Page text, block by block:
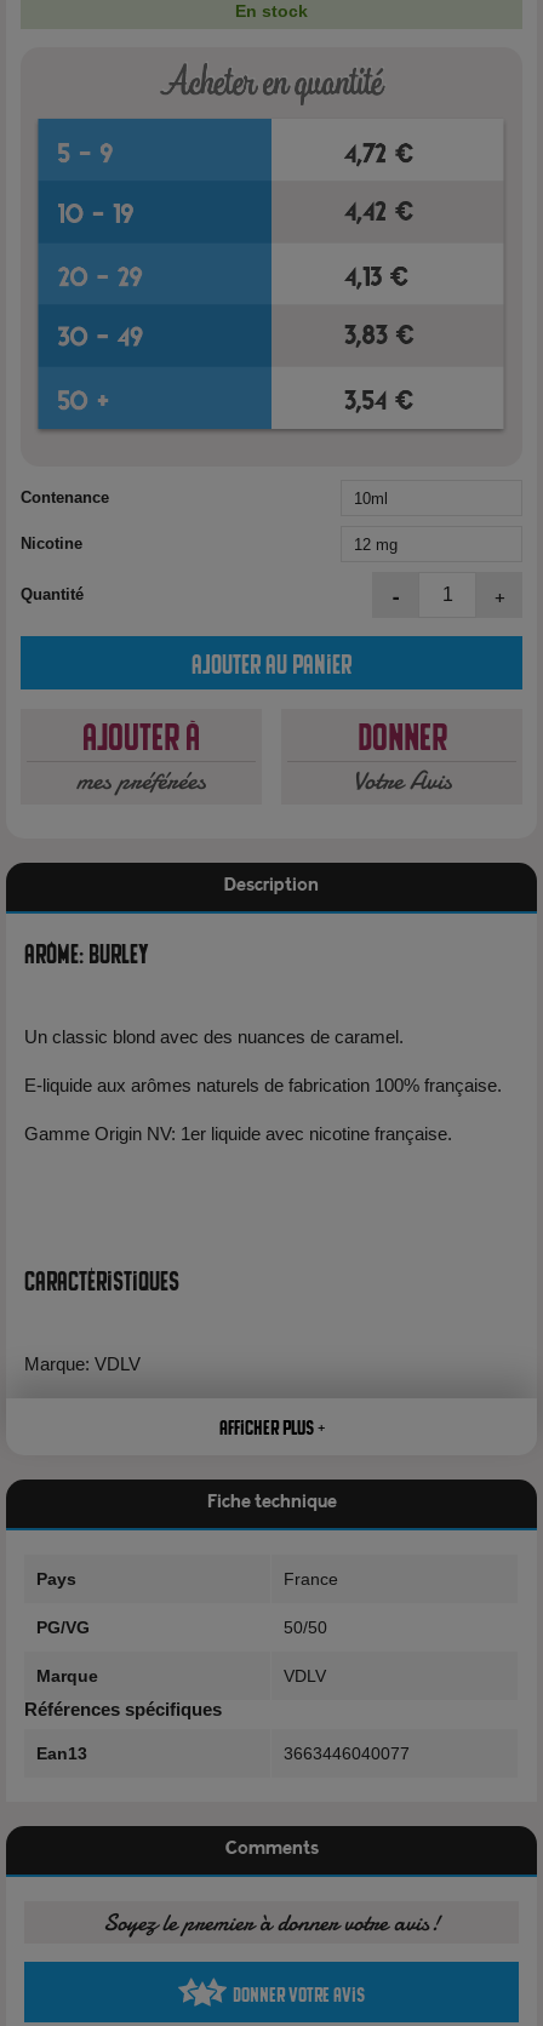
En stock
Contenance
Nicotine
Quantité - +
Ajouter au panier
Ajouter à
mes préférées
Donner
Votre Avis
Description
Arôme: Burley
Un classic blond avec des nuances de caramel.
E-liquide aux arômes naturels de fabrication 100% française.
Gamme Origin NV: 1er liquide avec nicotine française.
Caractéristiques
Marque: VDLV
Nicotine: 0mg - 3mg - 6mg - 12mg - 16mg
Afficher plus +
Fiche technique
Pays France
PG/VG 50/50
Marque VDLV
Références spécifiques
Ean13 3663446040077
Comments
Soyez le premier à donner votre avis!
Donner votre avis